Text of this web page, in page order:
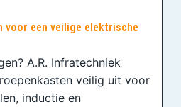
voor een veilige elektrische
A.R. Infratechniek
veilig uit voor
inductie en